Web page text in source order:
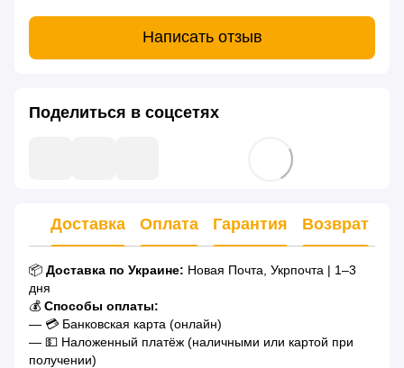
Написать отзыв
Поделиться в соцсетях
Доставка Оплата Гарантия Возврат
📦 Доставка по Украине: Новая Почта, Укрпочта | 1–3
дня
💰 Способы оплаты:
— 💳 Банковская карта (онлайн)
— 💵 Наложенный платёж (наличными или картой при
получении)